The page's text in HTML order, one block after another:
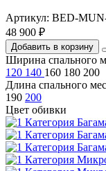
Артикул: BED-
48 900 ₽
Добавить в корзину
Ширина спального
120 140 160 180 200
Длина спального
190 200
Цвет обивки